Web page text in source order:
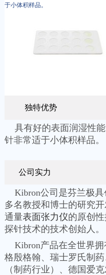
于小体积样品。
独特优势
具有好的表面润湿性能
针非常适于小体积样品。
公司实力
Kibron公司是芬兰极具
多名教授和博士的研究
通量表面张力仪的原创
探针技术的技术创始人。
Kibron产品在全世界拥
格殷格翰、瑞士罗氏制
（制药行业）、德国爱